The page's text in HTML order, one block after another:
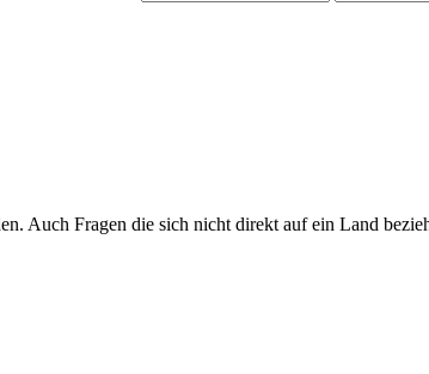
Auch Fragen die sich nicht direkt auf ein Land